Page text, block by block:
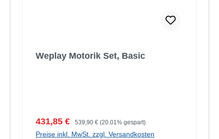
Weplay Motorik Set, Basic
Verkaufspreis:
431,85 € Regulärer Preis:
539,90 € (20.01% gespart)
Preise inkl. MwSt. zzgl. Versandkosten